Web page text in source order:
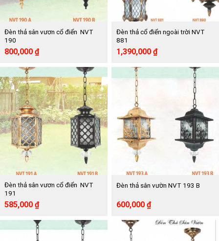
Đèn thả sân vươn cổ điển NVT
190
Giá
là:
1,458,000 ₫.
800,000 ₫Giá
hiện
tại
là:
800,000 ₫.
Đèn thả cổ điển ngoài trời NVT
881
Giá
gốc
là:
2,530,000 ₫.
1,390,000 ₫Giá
hiện
tại
1,390,000 ₫.
Đèn thả sân vươn cổ điển NVT
191
Giá
là:
1,065,000 ₫.
585,000 ₫Giá
hiện
tại
là:
585,000 ₫.
Đèn thả sân vườn NVT 193 B
Giá
là:
1,098,000 ₫.
600,000 ₫Giá
hiện
tại
là:
600,000 ₫.